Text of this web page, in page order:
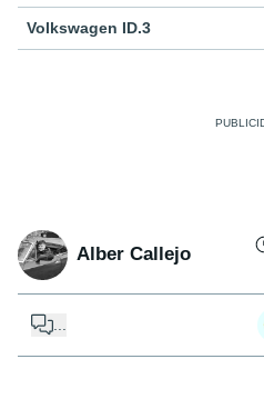
Volkswagen ID.3
Alber Callejo